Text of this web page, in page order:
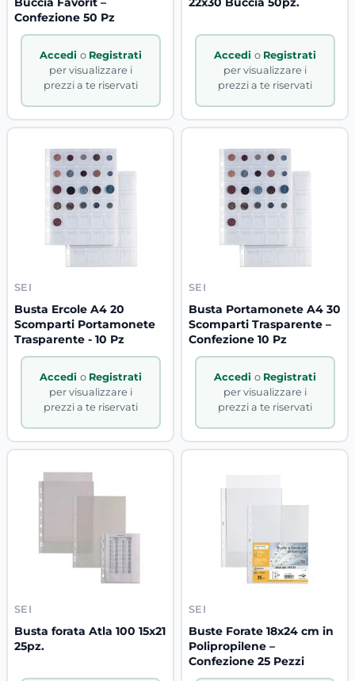
Confezione 50 Pz
Accedi o Registrati
per visualizzare i
prezzi a te riservati
Accedi o Registrati
per visualizzare i
prezzi a te riservati
SEI
Busta Ercole A4 20
Scomparti Portamonete
Trasparente - 10 Pz
Accedi o Registrati
per visualizzare i
prezzi a te riservati
SEI
Busta Portamonete A4 30
Scomparti Trasparente –
Confezione 10 Pz
Accedi o Registrati
per visualizzare i
prezzi a te riservati
SEI
Busta forata Atla 100 15x21
25pz.
SEI
Buste Forate 18x24 cm in
Polipropilene –
Confezione 25 Pezzi